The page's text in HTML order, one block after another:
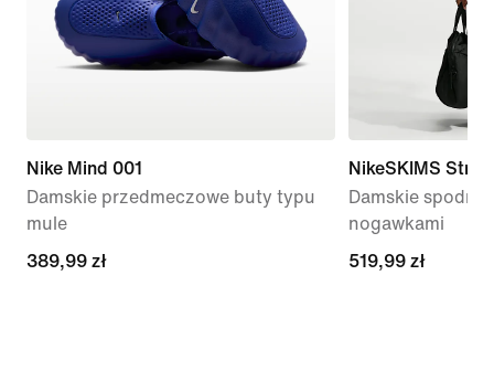
Nike Mind 001
Damskie przedmeczowe buty typu
mule
389,99 zł
389,99 zł
NikeSKIMS
Damskie
nogawkami
519,99 zł
519,99 zł